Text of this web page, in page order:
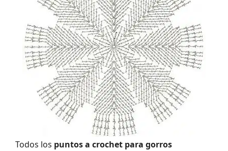
Todos los puntos a crochet para gorros